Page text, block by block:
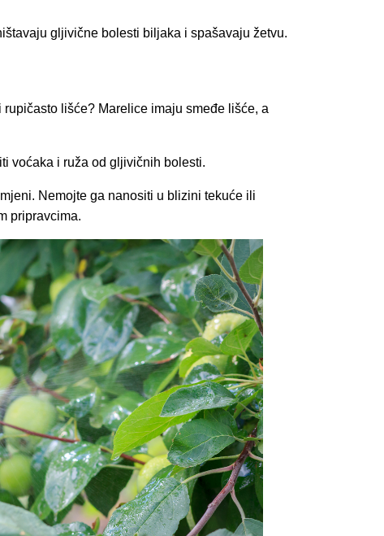
gljivične bolesti biljaka i spašavaju žetvu.
lišće? Marelice imaju smeđe lišće, a
voćaka i ruža od gljivičnih bolesti.
Nemojte ga nanositi u blizini tekuće ili
pripravcima.